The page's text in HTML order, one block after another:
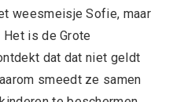
weesmeisje Sofie, maar
is de Grote
dat dat niet geldt
smeedt ze samen